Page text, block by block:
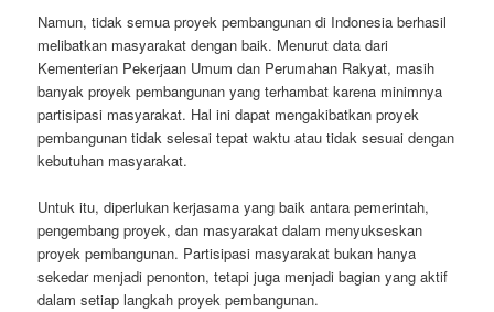
Namun, tidak semua proyek pembangunan di Indonesia berhasil
melibatkan masyarakat dengan baik. Menurut data dari
Kementerian Pekerjaan Umum dan Perumahan Rakyat, masih
banyak proyek pembangunan yang terhambat karena minimnya
partisipasi masyarakat. Hal ini dapat mengakibatkan proyek
pembangunan tidak selesai tepat waktu atau tidak sesuai dengan
kebutuhan masyarakat.
Untuk itu, diperlukan kerjasama yang baik antara pemerintah,
pengembang proyek, dan masyarakat dalam menyukseskan
proyek pembangunan. Partisipasi masyarakat bukan hanya
sekedar menjadi penonton, tetapi juga menjadi bagian yang aktif
dalam setiap langkah proyek pembangunan.